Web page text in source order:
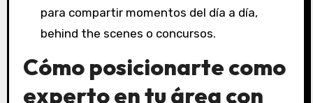
para compartir momentos del día a día,
behind the scenes o concursos.
Cómo posicionarte como
experto en tu área con